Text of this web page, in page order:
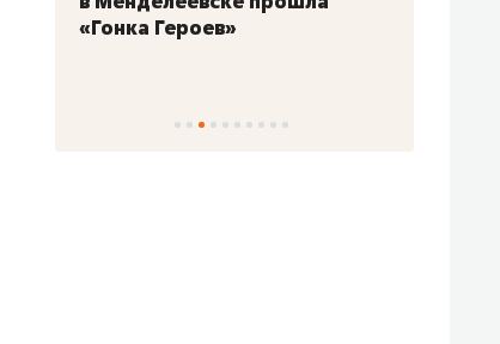
«Гонка Героев»